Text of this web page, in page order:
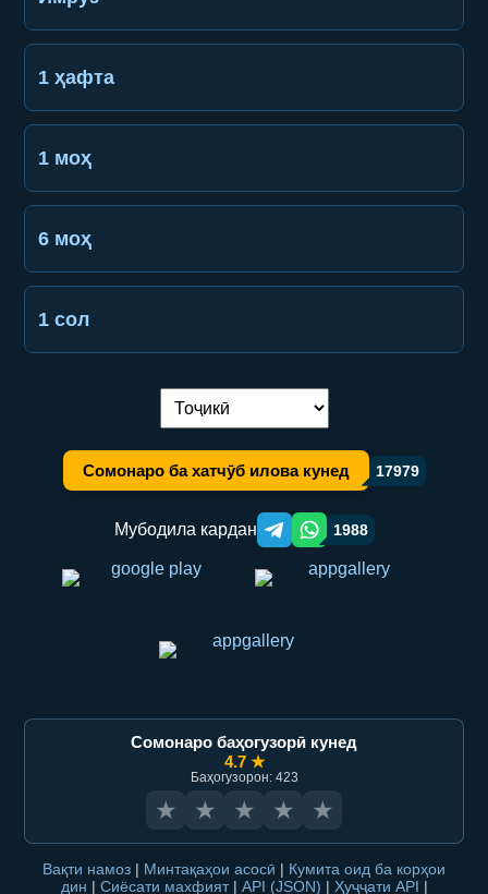
1 ҳафта
1 моҳ
6 моҳ
1 сол
Иваз кардани забон:
Сомонаро ба хатчӯб илова кунед 17979
Мубодила кардан Telegram orqali ulashish
WhatsApp orqali ulashish
1988
Сомонаро баҳогузорӣ кунед
4.7 ★
Баҳогузорон: 423
★ ★ ★ ★ ★
Вақти намоз | Минтақаҳои асосӣ | Кумита оид ба корҳои
дин | Сиёсати махфият | API (JSON) | Ҳуҷҷати API |